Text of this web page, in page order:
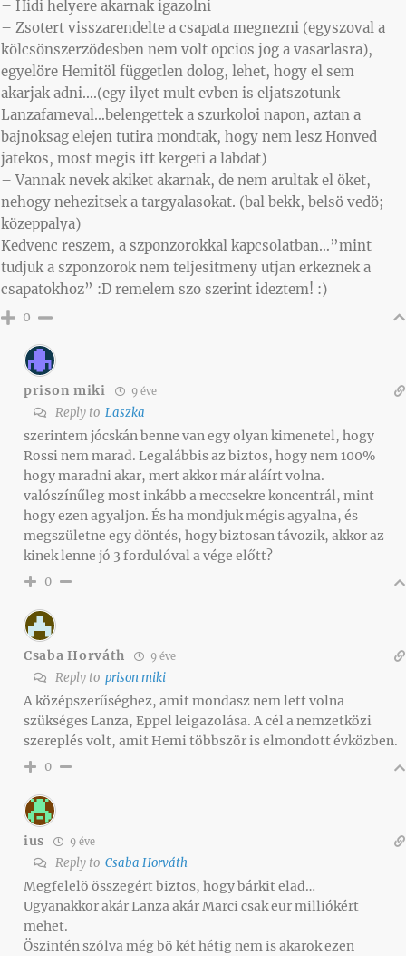
– Hidi helyere akarnak igazolni
– Zsotert visszarendelte a csapata megnezni (egyszoval a
kölcsönszerzödesben nem volt opcios jog a vasarlasra),
egyelöre Hemitöl független dolog, lehet, hogy el sem
akarjak adni….(egy ilyet mult evben is eljatszotunk
Lanzafameval…belengettek a szurkoloi napon, aztan a
bajnoksag elejen tutira mondtak, hogy nem lesz Honved
jatekos, most megis itt kergeti a labdat)
– Vannak nevek akiket akarnak, de nem arultak el öket,
nehogy nehezitsek a targyalasokat. (bal bekk, belsö vedö;
közeppalya)
Kedvenc reszem, a szponzorokkal kapcsolatban…”mint
tudjuk a szponzorok nem teljesitmeny utjan erkeznek a
csapatokhoz” :D remelem szo szerint ideztem! :)
0
prison miki 9 éve
Reply to Laszka
szerintem jócskán benne van egy olyan kimenetel, hogy
Rossi nem marad. Legalábbis az biztos, hogy nem 100%
hogy maradni akar, mert akkor már aláírt volna.
valószínűleg most inkább a meccsekre koncentrál, mint
hogy ezen agyaljon. És ha mondjuk mégis agyalna, és
megszületne egy döntés, hogy biztosan távozik, akkor az
kinek lenne jó 3 fordulóval a vége előtt?
0
Csaba Horváth 9 éve
Reply to prison miki
A középszerűséghez, amit mondasz nem lett volna
szükséges Lanza, Eppel leigazolása. A cél a nemzetközi
szereplés volt, amit Hemi többször is elmondott évközben.
0
ius 9 éve
Reply to Csaba Horváth
Megfelelö összegért biztos, hogy bárkit elad…
Ugyanakkor akár Lanza akár Marci csak eur milliókért
mehet.
Öszintén szólva még bö két hétig nem is akarok ezen